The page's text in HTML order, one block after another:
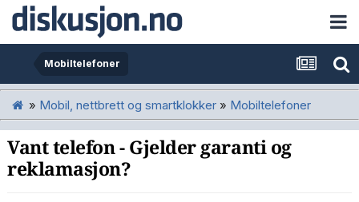
Mobiltelefoner
» Mobil, nettbrett og smartklokker » Mobiltelefoner
Vant telefon - Gjelder garanti og
reklamasjon?